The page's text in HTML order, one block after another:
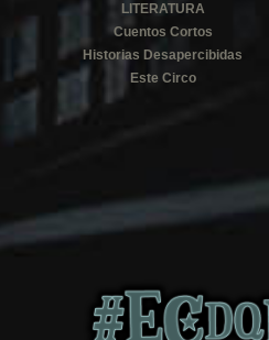
LITERATURA
Cuentos Cortos
Historias Desapercibidas
Este Circo